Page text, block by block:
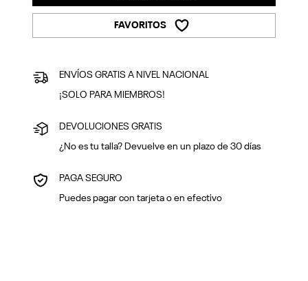
FAVORITOS
ENVÍOS GRATIS A NIVEL NACIONAL
¡SOLO PARA MIEMBROS!
DEVOLUCIONES GRATIS
¿No es tu talla? Devuelve en un plazo de 30 días
PAGA SEGURO
Puedes pagar con tarjeta o en efectivo